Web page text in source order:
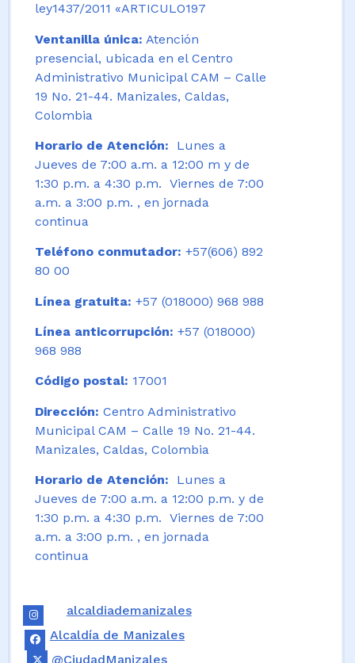
ley1437/2011 «ARTICULO197
Ventanilla única: Atención
presencial, ubicada en el Centro
Administrativo Municipal CAM – Calle
19 No. 21-44. Manizales, Caldas,
Colombia
Horario de Atención:
Lunes a
Jueves de 7:00 a.m. a 12:00 m y de
1:30 p.m. a 4:30 p.m. Viernes de 7:00
a.m. a 3:00 p.m. , en jornada
continua
Teléfono conmutador: +57(606) 892
80 00
Línea gratuita: +57 (018000) 968 988
Línea anticorrupción: +57 (018000)
968 988
Código postal: 17001
Dirección: Centro Administrativo
Municipal CAM – Calle 19 No. 21-44.
Manizales, Caldas, Colombia
Horario de Atención: Lunes a
Jueves de 7:00 a.m. a 12:00 p.m. y de
1:30 p.m. a 4:30 p.m. Viernes de 7:00
a.m. a 3:00 p.m. , en jornada
continua
alcaldiademanizales
Alcaldía de Manizales
@CiudadManizales